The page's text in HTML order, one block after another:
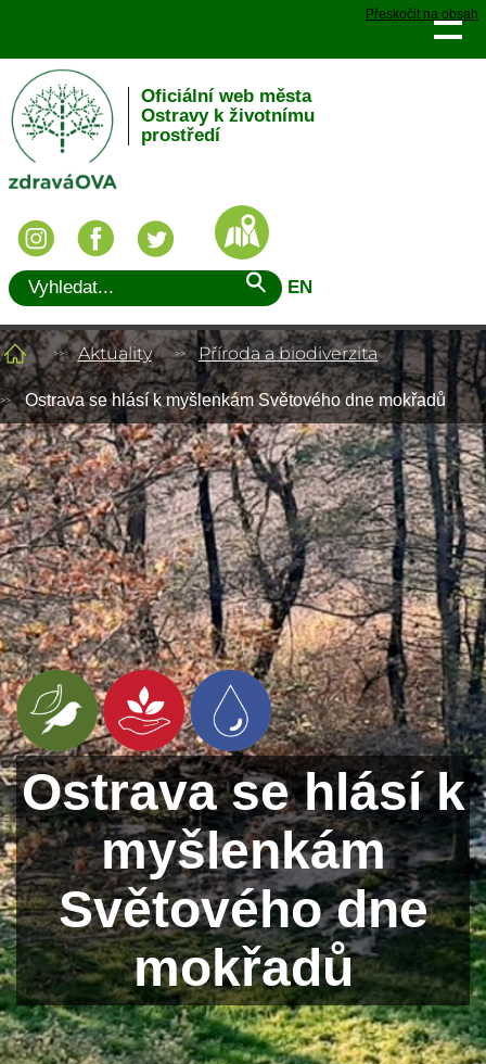
Přeskočit na obsah
Oficiální web města
Ostravy k životnímu
prostředí
EN
Aktuality Příroda a biodiverzita
Ostrava se hlásí k myšlenkám Světového dne mokřadů
Ostrava se hlásí k
myšlenkám
Světového dne
mokřadů